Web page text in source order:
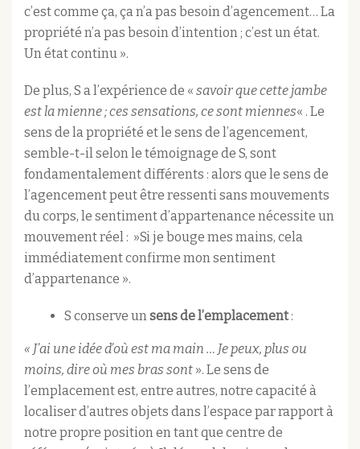
c’est comme ça, ça n’a pas besoin d’agencement… La
propriété n’a pas besoin d’intention ; c’est un état.
Un état continu ».
De plus, S a l’expérience de « savoir que cette jambe
est la mienne ; ces sensations, ce sont miennes« . Le
sens de la propriété et le sens de l’agencement,
semble-t-il selon le témoignage de S, sont
fondamentalement différents : alors que le sens de
l’agencement peut être ressenti sans mouvements
du corps, le sentiment d’appartenance nécessite un
mouvement réel : »Si je bouge mes mains, cela
immédiatement confirme mon sentiment
d’appartenance ».
S conserve unsens de l’emplacement:
« J’ai une idée d’où est ma main … Je peux, plus ou
moins, dire où mes bras sont ». Le sens de
l’emplacement est, entre autres, notre capacité à
localiser d’autres objets dans l’espace par rapport à
notre propre position en tant que centre de